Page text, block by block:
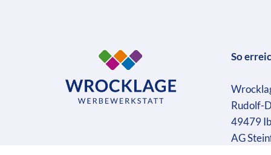
So
Rudolf-
49479
AG